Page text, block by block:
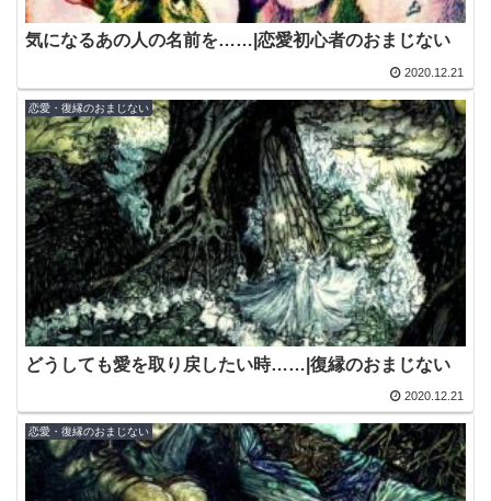
気になるあの人の名前を……|恋愛初心者のおまじない
2020.12.21
恋愛・復縁のおまじない
どうしても愛を取り戻したい時……|復縁のおまじない
2020.12.21
恋愛・復縁のおまじない